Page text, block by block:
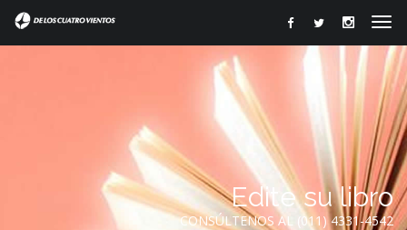
Edite su libro
CONSÚLTENOS AL (011) 4331-4542